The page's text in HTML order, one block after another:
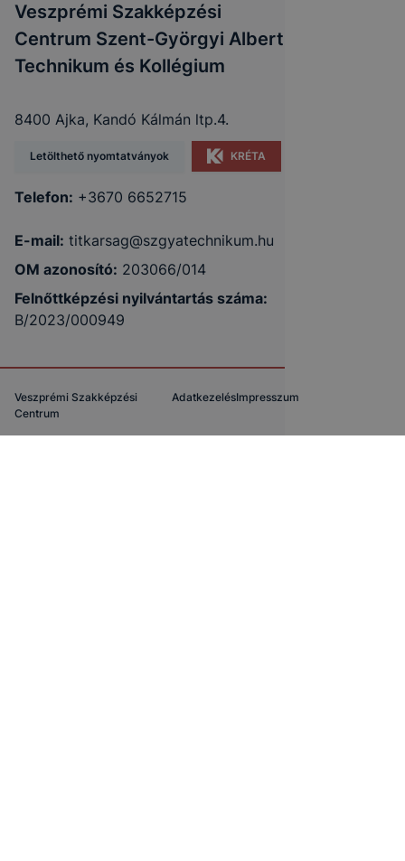
Veszprémi Szakképzési
Centrum Szent-Györgyi Albert
Technikum és Kollégium
8400 Ajka, Kandó Kálmán ltp.4.
Letölthető nyomtatványok KRÉTA
Telefon: +3670 6652715
E-mail: titkarsag@szgyatechnikum.hu
OM azonosító: 203066/014
Felnőttképzési nyilvántartás száma:
B/2023/000949
Veszprémi Szakképzési
Centrum
AdatkezelésImpresszum